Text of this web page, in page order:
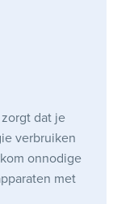
dat je
verbruiken
onnodige
met